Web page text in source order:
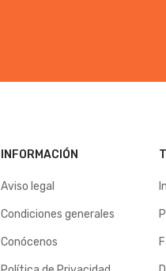
INFORMACIÓN
Aviso legal
Condiciones generales
Conócenos